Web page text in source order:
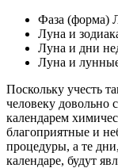
Фаза (форма)
Луна и
Луна и дни
Луна и
Поскольку учесть
человеку довольно
календарем
благоприятные и
процедуры, а те
календаре, будут